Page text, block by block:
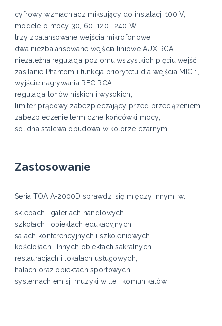
cyfrowy wzmacniacz miksujący do instalacji 100 V,
modele o mocy 30, 60, 120 i 240 W,
trzy zbalansowane wejścia mikrofonowe,
dwa niezbalansowane wejścia liniowe AUX RCA,
niezależna regulacja poziomu wszystkich pięciu wejść,
zasilanie Phantom i funkcja priorytetu dla wejścia MIC 1,
wyjście nagrywania REC RCA,
regulacja tonów niskich i wysokich,
limiter prądowy zabezpieczający przed przeciążeniem,
zabezpieczenie termiczne końcówki mocy,
solidna stalowa obudowa w kolorze czarnym.
Zastosowanie
Seria TOA A-2000D sprawdzi się między innymi w:
sklepach i galeriach handlowych,
szkołach i obiektach edukacyjnych,
salach konferencyjnych i szkoleniowych,
kościołach i innych obiektach sakralnych,
restauracjach i lokalach usługowych,
halach oraz obiektach sportowych,
systemach emisji muzyki w tle i komunikatów.